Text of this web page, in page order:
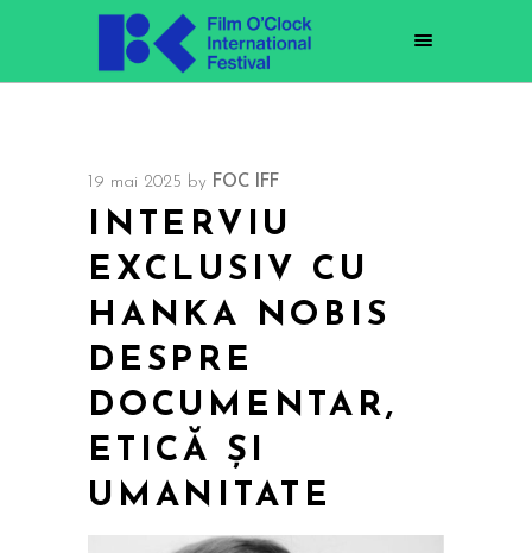
19 mai 2025 by FOC IFF
INTERVIU
EXCLUSIV CU
HANKA NOBIS
DESPRE
DOCUMENTAR,
ETICĂ ȘI
UMANITATE